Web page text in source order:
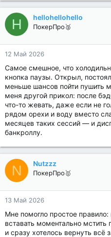
H hellohellohello
ПокерПро🥈
12 Май 2026
Самое смешное, что
кнопка паузы. Открыл,
меньше шансов пойти пушить
меня другой прикол: после
что-то жевать, даже если не
рядом орехи и воду вместо
месяцев таких сессий — и
банкроллу.
N Nutzzz
ПокерПро🥇
13 Май 2026
Мне помогло простое
вставать моментально
и сразу хотелось вернуть всё